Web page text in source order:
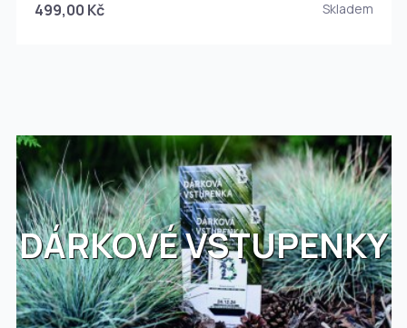
499,00 Kč Skladem
DÁRKOVÉ VSTUPENKY